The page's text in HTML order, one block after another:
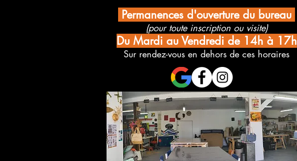
Permanences d'ouverture du bureau
(pour toute inscription ou visite)
Du Mardi au Vendredi de 14h à 17h
Sur rendez-vous en dehors de ces horaires